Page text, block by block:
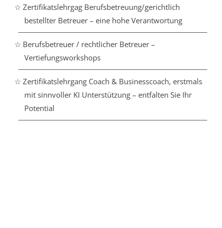
☆ Zertifikatslehrgag Berufsbetreuung/gerichtlich
bestellter Betreuer – eine hohe Verantwortung
☆ Berufsbetreuer / rechtlicher Betreuer –
Vertiefungsworkshops
☆ Zertifikatslehrgang Coach & Businesscoach, erstmals
mit sinnvoller KI Unterstützung – entfalten Sie Ihr
Potential